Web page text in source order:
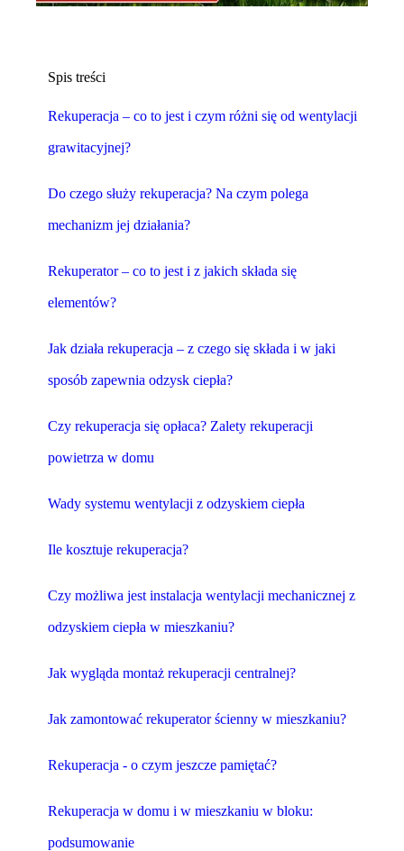
Spis treści
Rekuperacja – co to jest i czym różni się od wentylacji
grawitacyjnej?
Do czego służy rekuperacja? Na czym polega
mechanizm jej działania?
Rekuperator – co to jest i z jakich składa się
elementów?
Jak działa rekuperacja – z czego się składa i w jaki
sposób zapewnia odzysk ciepła?
Czy rekuperacja się opłaca? Zalety rekuperacji
powietrza w domu
Wady systemu wentylacji z odzyskiem ciepła
Ile kosztuje rekuperacja?
Czy możliwa jest instalacja wentylacji mechanicznej z
odzyskiem ciepła w mieszkaniu?
Jak wygląda montaż rekuperacji centralnej?
Jak zamontować rekuperator ścienny w mieszkaniu?
Rekuperacja - o czym jeszcze pamiętać?
Rekuperacja w domu i w mieszkaniu w bloku:
podsumowanie